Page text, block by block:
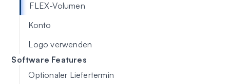
FLEX-Volumen
Konto
Logo verwenden
Software Features
Optionaler Liefertermin